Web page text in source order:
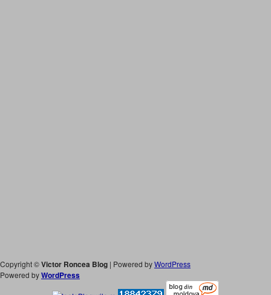
Copyright ©Victor Roncea Blog | Powered byWordPress
Powered byWordPress